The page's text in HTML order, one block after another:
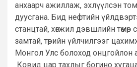
анхаарч ажиллаж, эхлүүлсэн
дуусгана. Бид нефтийн
станцтай, хөгжил дэвшлийн төмөр
замтай, төрийн үйлчилгээг
Монгол Улс болоход онцгойлон
Ковид цар тахлыг богино